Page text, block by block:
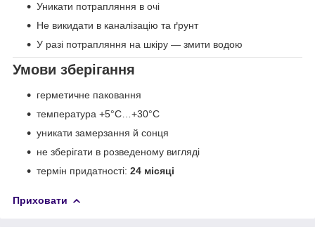
Уникати потрапляння в очі
Не викидати в каналізацію та ґрунт
У разі потрапляння на шкіру — змити водою
Умови зберігання
герметичне паковання
температура +5°C…+30°C
уникати замерзання й сонця
не зберігати в розведеному вигляді
термін придатності: 24 місяці
Приховати